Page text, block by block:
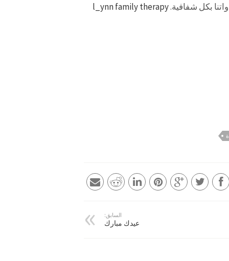
بكل شفافية.l_ynn family therapy
السابق:
عيدك مبارك